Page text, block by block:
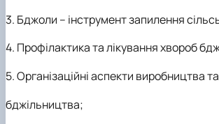
3. Бджоли – інструмент запилення
4. Профілактика та лікування хвороб
5. Організаційні аспекти виробництва та
бджільництва;